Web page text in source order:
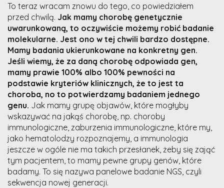
To teraz wracam znowu do tego, co powiedziałem
przed chwilą. Jak mamy chorobę genetycznie
uwarunkowaną, to oczywiście możemy robić badanie
molekularne. Jest ono w tej chwili bardzo dostępne.
Mamy badania ukierunkowane na konkretny gen.
Jeśli wiemy, że za daną chorobę odpowiada gen,
mamy prawie 100% albo 100% pewności na
podstawie kryteriów klinicznych, że to jest ta
choroba, no to potwierdzamy badaniem jednego
genu. Jak mamy grupę objawów, które mogłyby
wskazywać na jakąś chorobę, np. choroby
immunologiczne, zaburzenia immunologiczne, które my,
jako hematolodzy rozpoznajemy, a immunologia
jeszcze w ogóle nie ma takich przesłanek, żeby się zająć
tym pacjentem, to mamy pewne grupy genów, które
badamy. To się nazywa panelowe badanie NGS, czyli
sekwencja nowej generacji.